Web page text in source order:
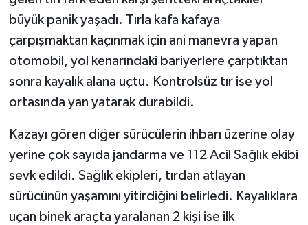
büyük panik yaşadı. Tırla kafa kafaya
çarpışmaktan kaçınmak için ani manevra yapan
otomobil, yol kenarındaki bariyerlere çarptıktan
sonra kayalık alana uçtu. Kontrolsüz tır ise yol
ortasında yan yatarak durabildi.
Kazayı gören diğer sürücülerin ihbarı üzerine olay
yerine çok sayıda jandarma ve 112 Acil Sağlık ekibi
sevk edildi. Sağlık ekipleri, tırdan atlayan
sürücünün yaşamını yitirdiğini belirledi. Kayalıklara
uçan binek araçta yaralanan 2 kişi ise ilk